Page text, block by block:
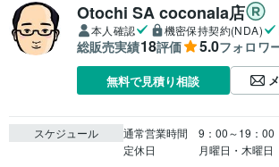
Otochi SA coconala店
本人確認 機密保持契約(NDA)
総販売実績18評価 5.0フォロワ
無料で見積り相談
スケジュール
通常営業時間　9：00～19：00
定休日　　　　月曜日・木曜日